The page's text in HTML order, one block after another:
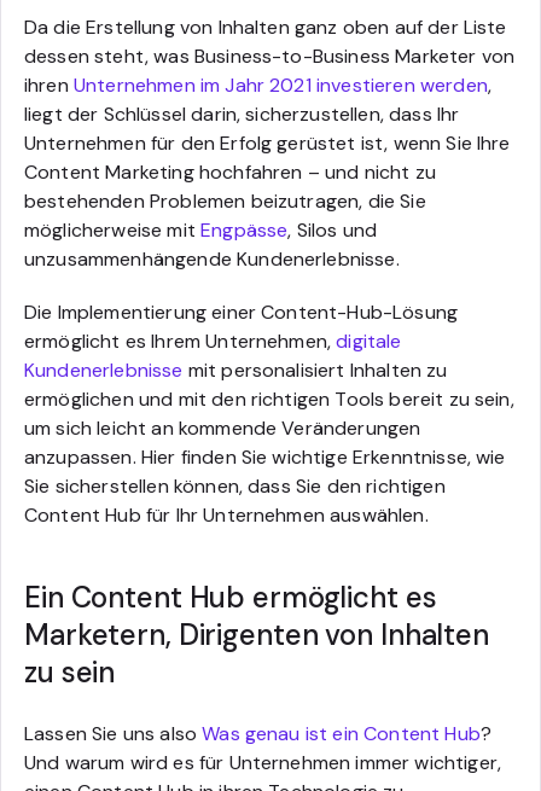
Da die Erstellung von Inhalten ganz oben auf der Liste
dessen steht, was Business-to-Business Marketer von
ihren Unternehmen im Jahr 2021 investieren werden,
liegt der Schlüssel darin, sicherzustellen, dass Ihr
Unternehmen für den Erfolg gerüstet ist, wenn Sie Ihre
Content Marketing hochfahren – und nicht zu
bestehenden Problemen beizutragen, die Sie
möglicherweise mitEngpässe, Silos und
unzusammenhängende Kundenerlebnisse.
Die Implementierung einer Content-Hub-Lösung
ermöglicht es Ihrem Unternehmen,digitale
Kundenerlebnisse mit personalisiert Inhalten zu
ermöglichen und mit den richtigen Tools bereit zu sein,
um sich leicht an kommende Veränderungen
anzupassen. Hier finden Sie wichtige Erkenntnisse, wie
Sie sicherstellen können, dass Sie den richtigen
Content Hub für Ihr Unternehmen auswählen.
Ein Content Hub ermöglicht es
Marketern, Dirigenten von Inhalten
zu sein
Lassen Sie uns alsoWas genau ist ein Content Hub?
Und warum wird es für Unternehmen immer wichtiger,